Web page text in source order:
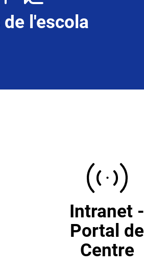
l'escola
Intranet -
Portal de
Centre